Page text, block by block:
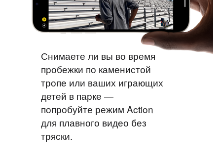
Снимаете ли вы во время
пробежки по каменистой
тропе или ваших играющих
детей в парке —
попробуйте режим Action
для плавного видео без
тряски.